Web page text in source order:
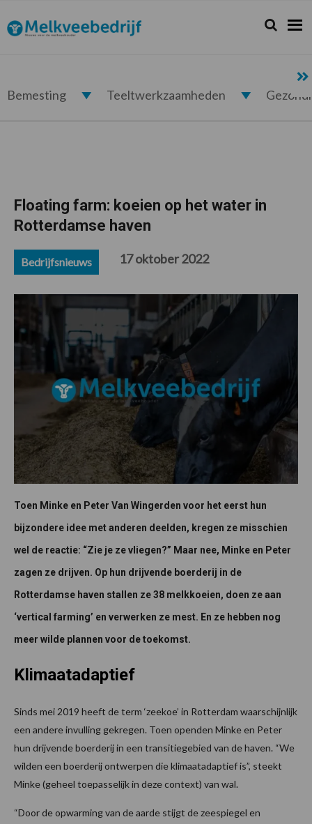
de
hoofdnavigatie
de
hoofd
de
eerste
de
voettekst
Melkveebedrijf.nl Zoeken...
Zoek
Bemesting Teeltwerkzaamheden
Floating farm: koeien op het water in
Rotterdamse haven
Bedrijfsnieuws 17 oktober 2022
Toen Minke en Peter Van Wingerden voor het eerst hun
bijzondere idee met anderen deelden, kregen ze misschien
wel de reactie: “Zie je ze vliegen?” Maar nee, Minke en Peter
zagen ze drijven. Op hun drijvende boerderij in de
Rotterdamse haven stallen ze 38 melkkoeien, doen ze aan
‘vertical farming’ en verwerken ze mest. En ze hebben nog
meer wilde plannen voor de toekomst.
Klimaatadaptief
Sinds mei 2019 heeft de term ‘zeekoe’ in Rotterdam waarschijnlijk
een andere invulling gekregen. Toen openden Minke en Peter
hun drijvende boerderij in een transitiegebied van de haven. “We
wilden een boerderij ontwerpen die klimaatadaptief is”, steekt
Minke (geheel toepasselijk in deze context) van wal.
“Door de opwarming van de aarde stijgt de zeespiegel en